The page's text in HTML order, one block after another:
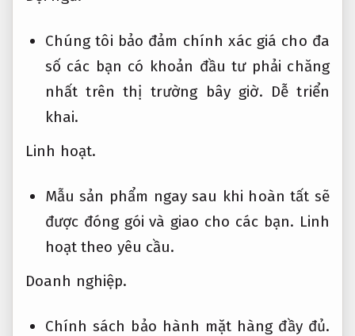
Chúng tôi bảo đảm chính xác giá cho đa
số các bạn có khoản đầu tư phải chăng
nhất trên thị trường bây giờ. Dễ triển
khai.
Linh hoạt.
Mẫu sản phẩm ngay sau khi hoàn tất sẽ
được đóng gói và giao cho các bạn. Linh
hoạt theo yêu cầu.
Doanh nghiệp.
Chính sách bảo hành mặt hàng đầy đủ.